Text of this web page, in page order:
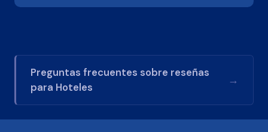
Preguntas frecuentes sobre reseñas
para Hoteles
→